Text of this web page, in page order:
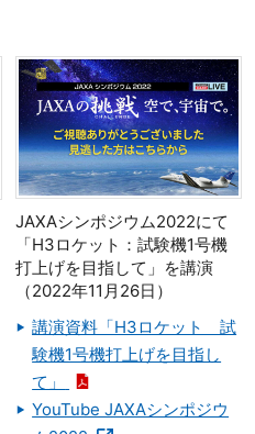
JAXAシンポジウム2022にて
「H3ロケット：試験機1号機
打上げを目指して」を講演
（2022年11月26日）
講演資料「H3ロケット 試
験機1号機打上げを目指し
て」
YouTube JAXAシンポジウ